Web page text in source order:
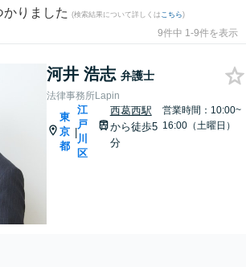
かりました (検索結果について詳しくは こちら)
9件中 1-9件を表示
河井 浩志 弁護士
法律事務所Lapin
東
京
都
|
江
戸
川
区
西葛西駅
から徒歩5
分
営業時間：10:00~
16:00（土曜日）